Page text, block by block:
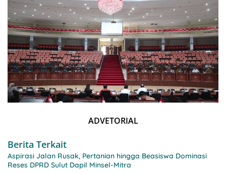
ADVETORIAL
Berita Terkait
Aspirasi Jalan Rusak, Pertanian hingga Beasiswa Dominasi
Reses DPRD Sulut Dapil Minsel-Mitra